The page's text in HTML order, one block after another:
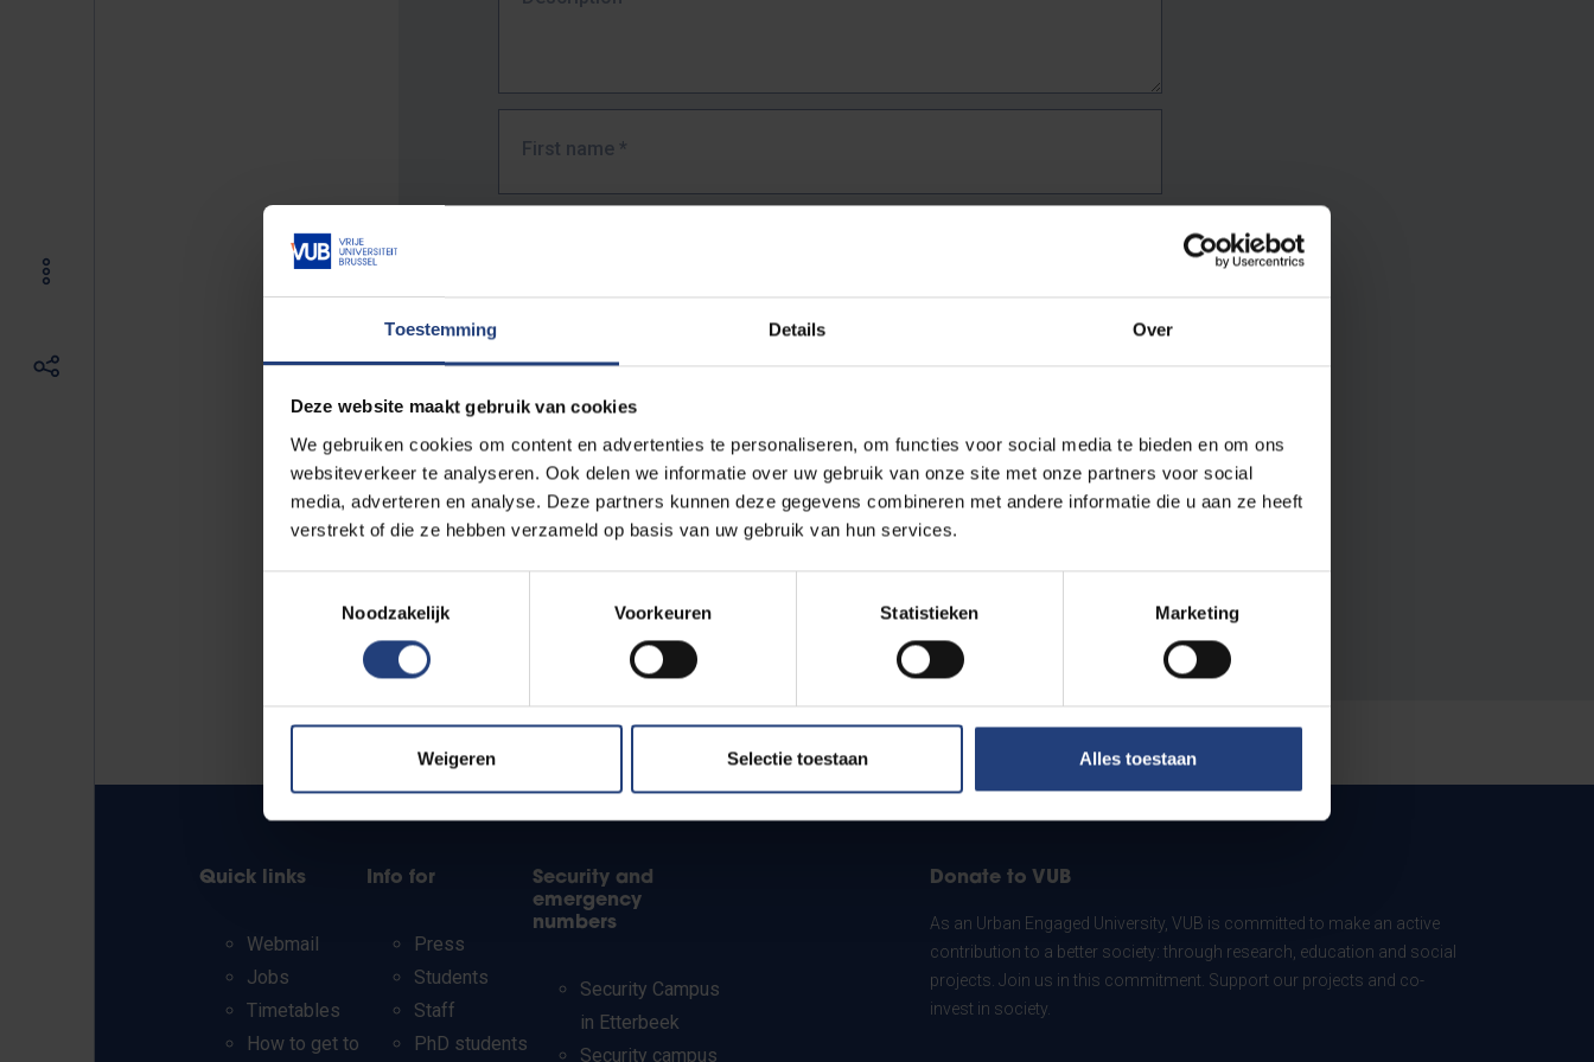
Toestemming Details Over
Deze website maakt gebruik van cookies
We gebruiken cookies om content en advertenties te personaliseren, om functies voor social media te bieden en om ons
websiteverkeer te analyseren. Ook delen we informatie over uw gebruik van onze site met onze partners voor social
media, adverteren en analyse. Deze partners kunnen deze gegevens combineren met andere informatie die u aan ze heeft
verstrekt of die ze hebben verzameld op basis van uw gebruik van hun services.
Noodzakelijk
Voorkeuren Statistieken Marketing
Weigeren Selectie toestaan Alles toestaan
First name *
The full URL of the page where you encountered the error.
E.g. https://www.vub.be/nl/studeren-aan-de-vub/alle-opleidingen
Quick links
Webmail
Jobs
Timetables
How to get to
Info for
Press
Students
Staff
PhD students
Security and
emergency
numbers
Security Campus
in Etterbeek
Security campus
Donate to VUB
As an Urban Engaged University, VUB is committed to make an active
contribution to a better society: through research, education and social
projects. Join us in this commitment. Support our projects and co-
invest in society.